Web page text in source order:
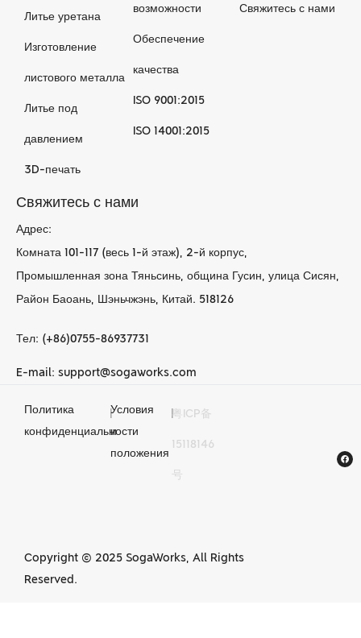
Литье уретана
Изготовление
листового металла
Литье под
давлением
3D-печать
возможности
Обеспечение
качества
ISO 9001:2015
ISO 14001:2015
Свяжитесь с нами
Свяжитесь с нами
Адрес:
Комната 101-117 (весь 1-й этаж), 2-й корпус,
Промышленная зона Тяньсинь, община Гусин, улица Сисян,
Район Баоань, Шэньчжэнь, Китай. 518126
Тел: (+86)0755-86937731
E-mail: support@sogaworks.com
Политика
конфиденциальности
|Условия
и
положения
粤ICP备
15118146
号
Copyright © 2025 SogaWorks, All Rights
Reserved.